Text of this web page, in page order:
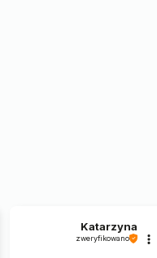
Katarzyna
zweryfikowano